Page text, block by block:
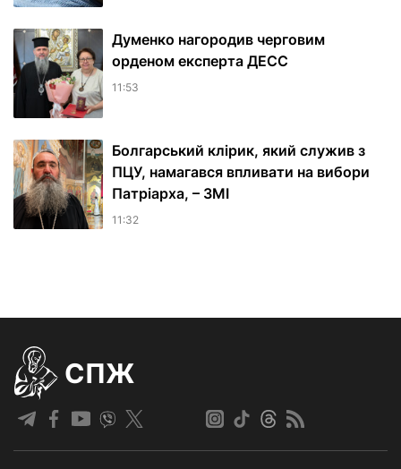
Думенко нагородив черговим
орденом експерта ДЕСС
11:53
Болгарський клірик, який служив з
ПЦУ, намагався впливати на вибори
Патріарха, – ЗМІ
11:32
СПЖ